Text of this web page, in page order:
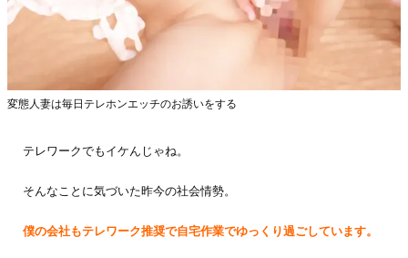
変態人妻は毎日テレホンエッチのお誘いをする
テレワークでもイケんじゃね。
そんなことに気づいた昨今の社会情勢。
僕の会社もテレワーク推奨で自宅作業でゆっくり過ごしています。